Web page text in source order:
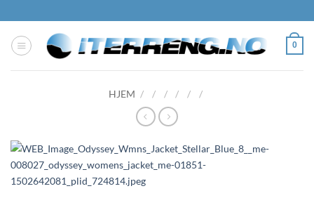
to
content
0
HJEM / / / / / /